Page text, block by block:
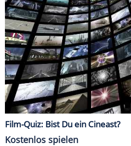
Film-Quiz: Bist Du ein Cineast?
Kostenlos spielen